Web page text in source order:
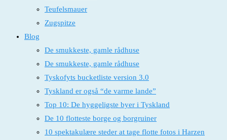
Teufelsmauer
Zugspitze
Blog
De smukkeste, gamle rådhuse
De smukkeste, gamle rådhuse
Tyskofyts bucketliste version 3.0
Tyskland er også “de varme lande”
Top 10: De hyggeligste byer i Tyskland
De 10 flotteste borge og borgruiner
10 spektakulære steder at tage flotte fotos i Harzen